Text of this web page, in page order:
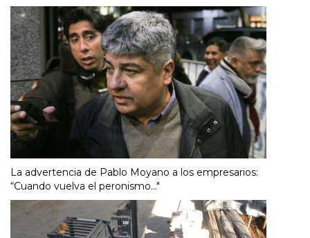
La advertencia de Pablo Moyano a los empresarios:
“Cuando vuelva el peronismo..."